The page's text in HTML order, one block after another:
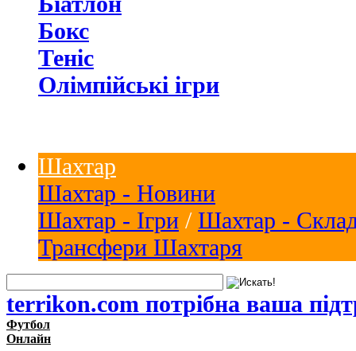
Бокс
Теніс
Олімпійські ігри
Шахтар
Шахтар - Новини
Шахтар - Ігри / Шахтар -
Трансфери Шахтаря
terrikon.com потрібна ваша
Футбол
Онлайн